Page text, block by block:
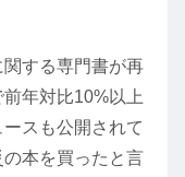
する専門書が再
年対比10%以上
スも公開されて
本を買ったと言